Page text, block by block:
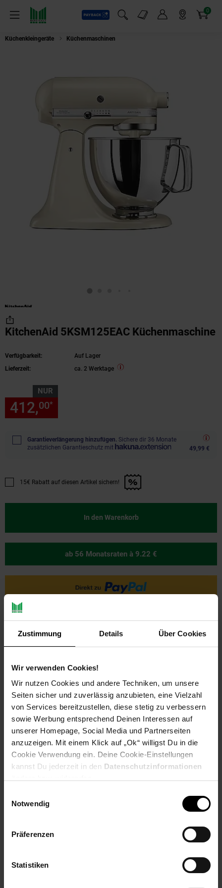
Zustimmung Details Über Cookies
Wir verwenden Cookies!
Wir nutzen Cookies und andere Techniken, um unsere
Seiten sicher und zuverlässig anzubieten, eine Vielzahl
von Services bereitzustellen, diese stetig zu verbessern
sowie Werbung entsprechend Deinen Interessen auf
unserer Homepage, Social Media und Partnerseiten
anzuzeigen. Mit einem Klick auf „Ok“ willigst Du in die
Cookie Verwendung ein. Deine Cookie-Einstellungen
kannst Du jederzeit in den Datenschutzinformationen
Notwendig
Präferenzen
Statistiken
Menü
Payback
Suchfeld einblenden
Markt-Angebote 0
Artikel
Küchenkleingeräte Küchenmaschinen
KitchenAid 5KSM125EAC Küchenmaschine
Verfügbarkeit:
Auf Lager
Lieferzeit:
ca. 2 Werktage
NUR
412,00*
Garantieverlängerung hinzufügen. Sichere dir 36 Monate
zusätzlichen Garantieschutz mit
49,99 €
Promotion "15€ Rabatt auf diesen Artikel sichern!" anwenden
15€ Rabatt auf diesen Artikel sichern!
In den Warenkorb
ab 56 Monatsraten à 9.22 €
Ja, ich möchte ein Altgerät abgeben.
PAYBACK
Payback Punkte Basis°Punkte:
206
Extra°Punkte:
0
zu bedienen. Zur schnellen und einfachen Verarbeitung von
Reinigung und unkomplizierte Bedienung. Reicht für 1 kg